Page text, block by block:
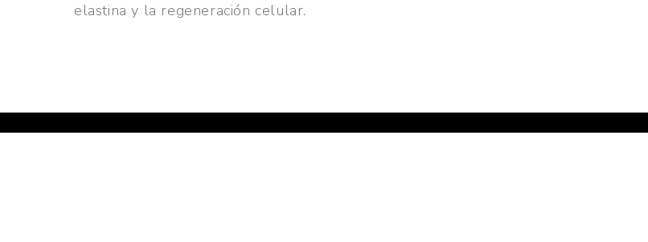
elastina y la regeneración celular.